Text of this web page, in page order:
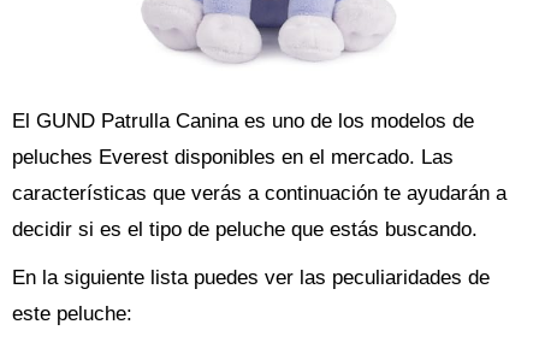
El GUND Patrulla Canina es uno de los modelos de
peluches Everest disponibles en el mercado. Las
características que verás a continuación te ayudarán a
decidir si es el tipo de peluche que estás buscando.
En la siguiente lista puedes ver las peculiaridades de
este peluche: